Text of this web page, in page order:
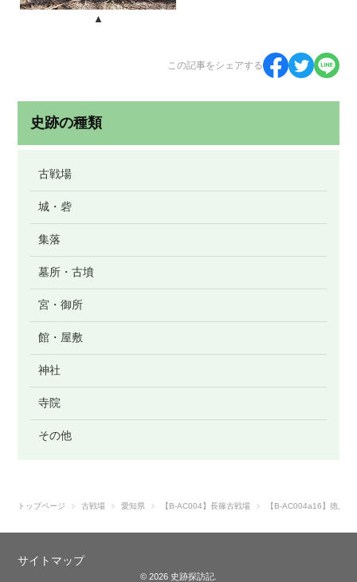
▲
この記事をシェアする
史跡の種類
古戦場
城・砦
集落
墓所・古墳
宮・御所
館・屋敷
神社
寺院
その他
トップページ 古戦場 愛知県 【B-AC004】長篠古戦場 【B-AC004a16】徳川
サイトマップ
© 2026 史跡探訪記.